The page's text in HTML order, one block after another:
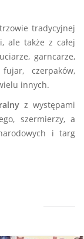
tradycyjnej
ale także z całej
garncarze,
czerpaków,
innych.
z występami
szermierzy, a
i targ